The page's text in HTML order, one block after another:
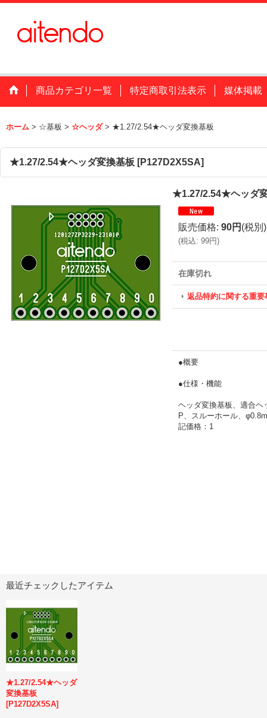
商品カテゴリ一覧 特定商取引法表示 媒体掲載
ホーム > ☆基板 > ☆ヘッダ > ★1.27/2.54★ヘッダ変換基板
★1.27/2.54★ヘッダ変換基板 [P127D2X5SA]
★1.27/2.54★ヘッダ
販売価格: 90円 (税別)
(税込: 99円)
在庫切れ
返品特約に関する重要
●概要
●仕様・機能
ヘッダ変換基板、適合ヘ
P、スルーホール、
記価格：1
最近チェックしたアイテム
★1.27/2.54★ヘッダ
変換基板
[P127D2X5SA]